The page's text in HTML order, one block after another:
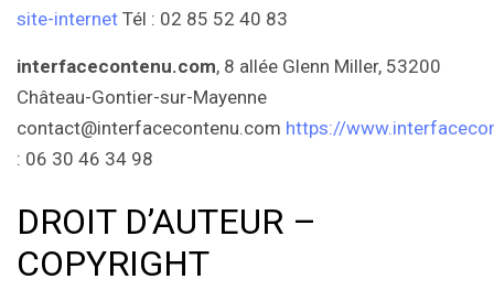
site-internet Tél : 02 85 52 40 83
interfacecontenu.com, 8 allée Glenn Miller, 53200
Château-Gontier-sur-Mayenne
contact@interfacecontenu.com https://
: 06 30 46 34 98
DROIT D’AUTEUR –
COPYRIGHT